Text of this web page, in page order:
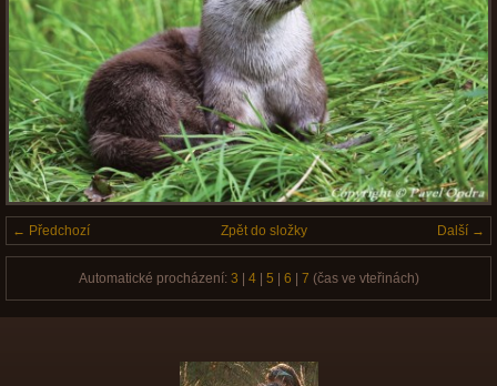
← Předchozí Další →
Zpět do složky
Automatické procházení: 3 4| 5 6 7 (čas ve vteřinách)